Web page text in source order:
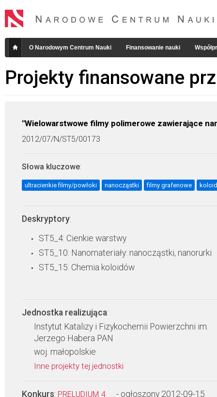
O Narodowym Centrum Nauki Finansowanie nauki
Projekty finansowane
"Wielowarstwowe filmy polimerowe zawierające
2012/07/N/ST5/00173
Słowa kluczowe:
ultracienkie filmy/powłoki nanocząstki filmy grafenowe
Deskryptory:
ST5_4: Cienkie warstwy
ST5_10: Nanomateriały: nanocząstki, nanorurki
ST5_15: Chemia koloidów
Jednostka realizująca:
Instytut Katalizy i Fizykochemii Powierzchni im.
Jerzego Habera PAN
woj. małopolskie
Inne projekty tej jednostki
Konkurs: PRELUDIUM 4 - ogłoszony 2012-09-15